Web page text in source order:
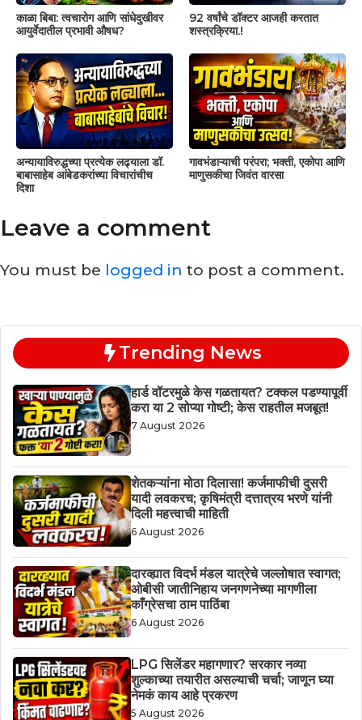
काळा बिबा: त्वचारोग आणि सांधेदुखीवर
आयुर्वेदातील प्रभावी औषध?
92 वर्षांचे डॉक्टर आजही करतात
शस्त्रक्रिया.!
अन्यायाविरुद्धच्या प्रत्येक लढ्याला डॉ.
बाबासाहेब आंबेडकरांच्या विचारांचीच
दिशा
गावभंडाऱ्याची परंपरा; भक्ती, एकोपा आणि
माणुसकीचा जिवंत वारसा
Leave a comment
You must be logged in to post a comment.
Trending News
हार्ड वॉटरमुळे केस गळतायत? टक्कल पडण्यापूर्वी
करा या 2 सोप्या गोष्टी; केस राहतील मजबूत!
7 August 2026
शेतकऱ्यांना मोठा दिलासा! कर्जमाफीची दुसरी
यादी लवकरच; कृषिमंत्री दत्तात्रय भरणे यांनी
दिली महत्त्वाची माहिती
6 August 2026
दारव्ह्यात विदर्भ मंडल यात्रेचे जल्लोषात स्वागत;
ओबीसी जातीनिहाय जनगणनेच्या मागणीला
काँग्रेसचा ठाम पाठिंबा
6 August 2026
LPG सिलेंडर महागणार? सरकार नव्या
शुल्काच्या तयारीत असल्याची चर्चा; जाणून घ्या
नेमकं काय आहे प्रकरण
5 August 2026